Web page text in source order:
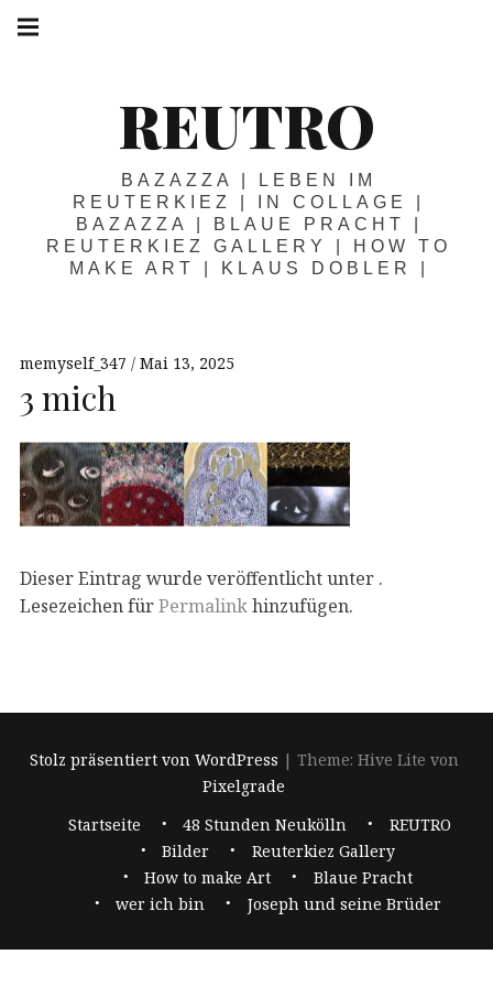
Springe
zum
REUTRO
BAZAZZA | LEBEN IM
REUTERKIEZ | IN COLLAGE |
BAZAZZA | BLAUE PRACHT |
REUTERKIEZ GALLERY | HOW TO
MAKE ART | KLAUS DOBLER |
memyself_347 Mai 13, 2025
3 mich
Dieser Eintrag wurde veröffentlicht unter .
Lesezeichen fürPermalinkhinzufügen.
Stolz präsentiert von WordPress | Theme: Hive Lite von
Pixelgrade
Startseite 48 Stunden Neukölln
REUTRO
Bilder
Reuterkiez Gallery
How to make Art
Blaue Pracht
wer ich bin
Joseph und seine Brüder